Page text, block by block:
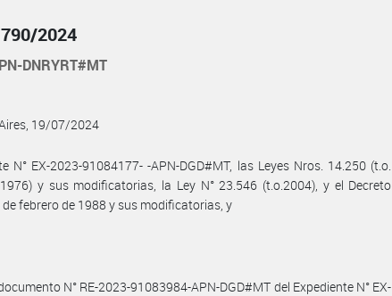
2024
DNRYRT#MT
19/07/2024
N° EX-2023-91084177- -APN-DGD#MT, las Leyes Nros. 14.250 (t.o.
y sus modificatorias, la Ley N° 23.546 (t.o.2004), y el Decreto
de febrero de 1988 y sus modificatorias, y
N° RE-2023-91083984-APN-DGD#MT del Expediente N° EX-